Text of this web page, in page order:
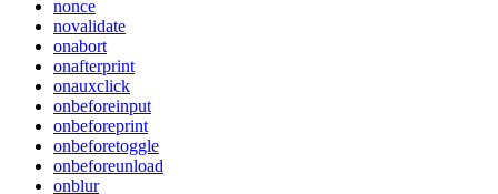
nonce
novalidate
onabort
onafterprint
onauxclick
onbeforeinput
onbeforeprint
onbeforetoggle
onbeforeunload
onblur